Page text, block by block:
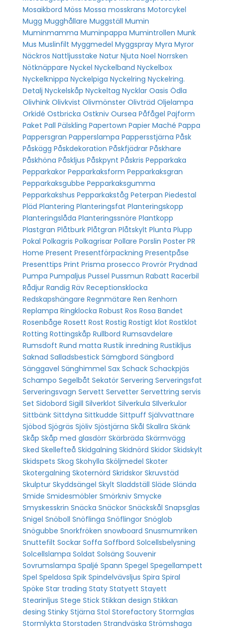
Mosaikbord Möss Mossa mosskrans Motorcykel
Mugg Mugghållare Muggställ Mumin
Muminmamma Muminpappa Mumintrollen Munk
Mus Muslinfilt Myggmedel Myggspray Myra Myror
Näckros Nattljusstake Natur Njuta Noel Norrsken
Nötknäppare Nyckel Nyckelband Nyckelbox
Nyckelknippa Nyckelpiga Nyckelring Nyckelring.
Detalj Nyckelskåp Nyckeltag Nycklar Oasis Ödla
Olivhink Olivkvist Olivmönster Olivträd Oljelampa
Orkidé Ostbricka Ostkniv Oursea Påfågel Pajform
Paket Pall Pälskling Papertown Papier Maché Pappa
Pappersgran Papperslampa Pappersstjärna Påsk
Påskägg Påskdekoration Påskfjädrar Påskhare
Påskhöna Påskljus Påskpynt Påskris Pepparkaka
Pepparkakor Pepparkaksform Pepparkaksgran
Pepparkaksgubbe Pepparkaksgumma
Pepparkakshus Pepparkakståg Peterpan Piedestal
Pläd Plantering Planteringsfat Planteringskopp
Planteringslåda Planteringssnöre Plantkopp
Plastgran Plåtburk Plåtgran Plåtskylt Plunta Plupp
Pokal Polkagris Polkagrisar Pollare Porslin Poster PR
Home Present Presentförpackning Presentpåse
Presenttips Print Prisma prosecco Provrör Prydnad
Pumpa Pumpaljus Pussel Pussmun Rabatt Racerbil
Rådjur Randig Räv Receptionsklocka
Redskapshängare Regnmätare Ren Renhorn
Replampa Ringklocka Robust Ros Rosa Bandet
Rosenbåge Rosett Rost Rostig Rostigt klot Rostklot
Rotting Rottingskåp Rullbord Rumsavdelare
Rumsdoft Rund matta Rustik inredning Rustikljus
Saknad Salladsbestick Sämgbord Sängbord
Sänggavel Sänghimmel Sax Schack Schackpjäs
Schampo Segelbåt Sekatör Servering Serveringsfat
Serveringsvagn Servett Servetter Servettring servis
Set Sidobord Sigill Silverklot Silverkula SIlverkulor
Sittbänk Sittdyna Sittkudde Sittpuff Självvattnare
Sjöbod Sjögräs Sjöliv Sjöstjärna Skål Skallra Skänk
Skåp Skåp med glasdörr Skärbräda Skärmvägg
Sked Skellefteå Skidgalning Skidnörd Skidor Skidskylt
Skidspets Skog Skohylla Sköljmedel Skoter
Skotergalning Skoternörd Skridskor Skruvstäd
Skulptur Skyddsängel Skylt Sladdställ Släde Slända
Smide Smidesmöbler Smörkniv Smycke
Smyskesskrin Snäcka Snäckor Snäckskål Snapsglas
Snigel Snöboll Snöflinga Snöflingor Snöglob
Snögubbe Snorkfröken snowboard Snusmumriken
Snuttefilt Sockar Soffa Soffbord Solcellsbelysning
Solcellslampa Soldat Solsäng Souvenir
Sovrumslampa Spaljé Spann Spegel Spegellampett
Spel Speldosa Spik Spindelvävsljus Spira Spiral
Spöke Star trading Staty Statyett Stayett
Stearinljus Stege Stick Stikkan design Stikkan
desing Stinky Stjärna Stol Storefactory Stormglas
Stormlykta Storstaden Strandväska Strömshaga